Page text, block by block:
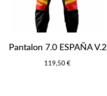
Pantalon 7.0 ESPAÑA V.2
119,50 €